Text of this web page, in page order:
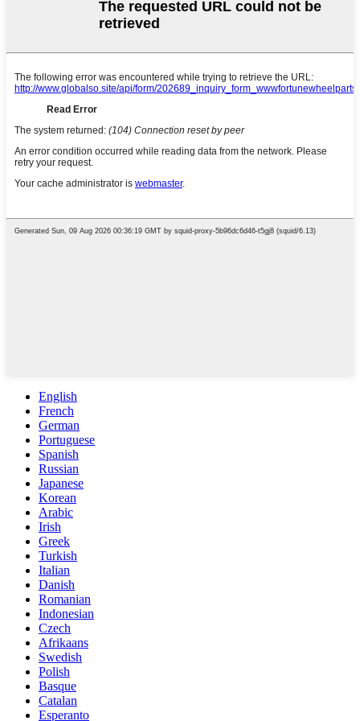
English
French
German
Portuguese
Spanish
Russian
Japanese
Korean
Arabic
Irish
Greek
Turkish
Italian
Danish
Romanian
Indonesian
Czech
Afrikaans
Swedish
Polish
Basque
Catalan
Esperanto